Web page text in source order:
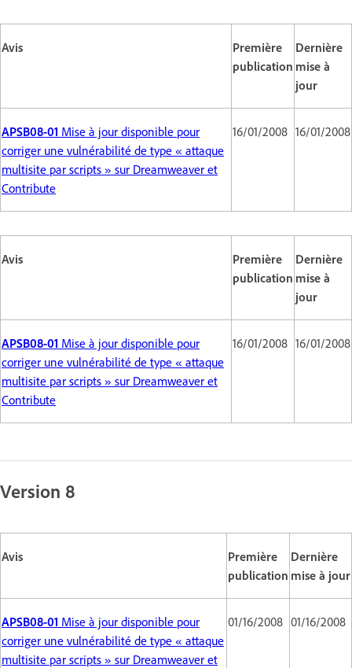
Avis
Première
publication
Dernière
mise à
jour
APSB08-01 Mise à jour disponible pour
corriger une vulnérabilité de type « attaque
multisite par scripts » sur Dreamweaver et
Contribute
16/01/2008 16/01/2008
Avis
Première
publication
Dernière
mise à
jour
APSB08-01 Mise à jour disponible pour
corriger une vulnérabilité de type « attaque
multisite par scripts » sur Dreamweaver et
Contribute
16/01/2008 16/01/2008
Version 8
Avis
Première
publication
Dernière
mise à jour
APSB08-01 Mise à jour disponible pour
corriger une vulnérabilité de type « attaque
multisite par scripts » sur Dreamweaver et
01/16/2008 01/16/2008